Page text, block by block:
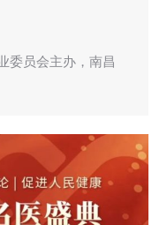
委员会主办，南昌